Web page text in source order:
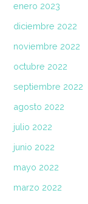
enero 2023
diciembre 2022
noviembre 2022
octubre 2022
septiembre 2022
agosto 2022
julio 2022
junio 2022
mayo 2022
marzo 2022